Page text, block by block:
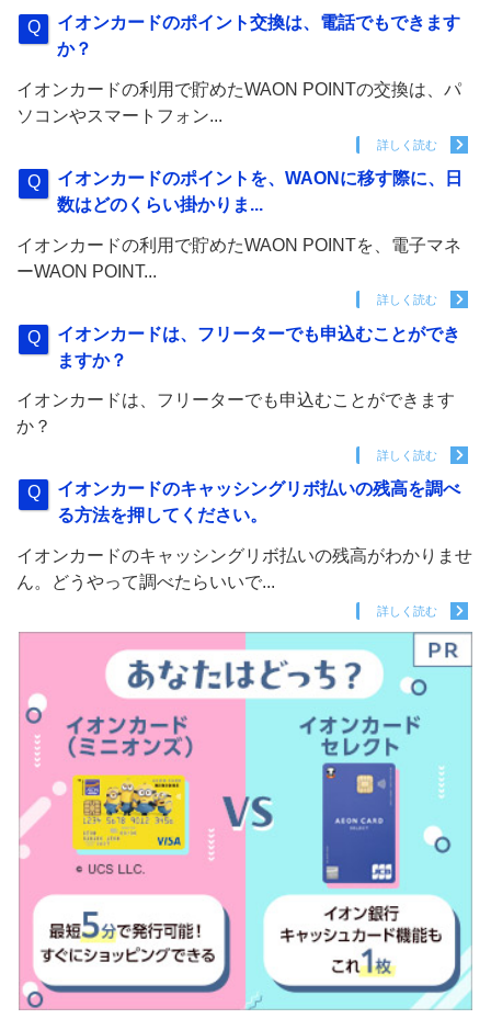
イオンカードのポイント交換は、電話でもできます
か？
イオンカードの利用で貯めたWAON POINTの交換は、パ
ソコンやスマートフォン...
詳しく読む
イオンカードのポイントを、WAONに移す際に、日
数はどのくらい掛かりま...
イオンカードの利用で貯めたWAON POINTを、電子マネ
ーWAON POINT...
詳しく読む
イオンカードは、フリーターでも申込むことができ
ますか？
イオンカードは、フリーターでも申込むことができます
か？
詳しく読む
イオンカードのキャッシングリボ払いの残高を調べ
る方法を押してください。
イオンカードのキャッシングリボ払いの残高がわかりませ
ん。どうやって調べたらいいで...
詳しく読む